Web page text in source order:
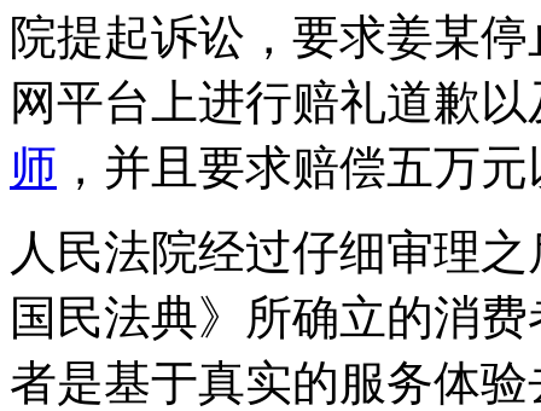
院提起诉讼，要求姜某
网平台上进行赔礼道歉
师 ，并且要求赔偿五万
人民法院经过仔细审理
国民法典》所确立的消
者是基于真实的服务体